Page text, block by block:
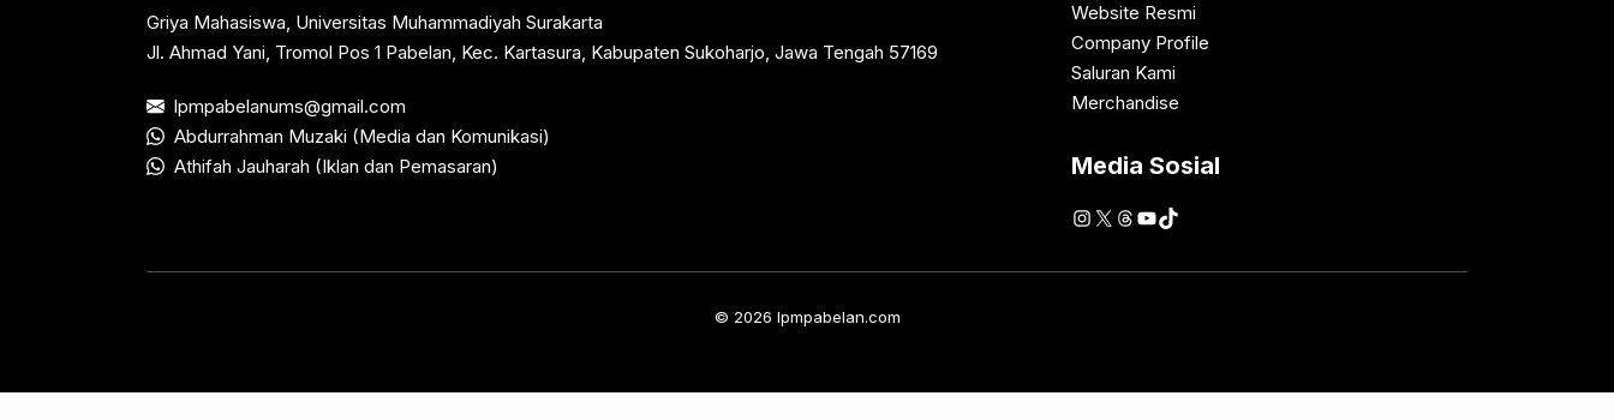
Griya Mahasiswa, Universitas Muhammadiyah Surakarta
Jl. Ahmad Yani, Tromol Pos 1 Pabelan, Kec. Kartasura, Kabupaten Sukoharjo, Jawa Tengah 57169
lpmpabelanums@gmail.com
Abdurrahman Muzaki (Media dan Komunikasi)
Athifah Jauharah (Iklan dan Pemasaran)
Website Resmi
Company Profile
Saluran Kami
Merchandise
Media Sosial
Instagram
X Threads
YouTube
TikTok
© 2026 lpmpabelan.com